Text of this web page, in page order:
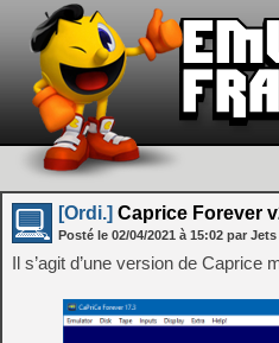
[Ordi.] Caprice Forever
Posté le 02/04/2021 à 15:02 par Jets
Il s’agit d’une version de Caprice